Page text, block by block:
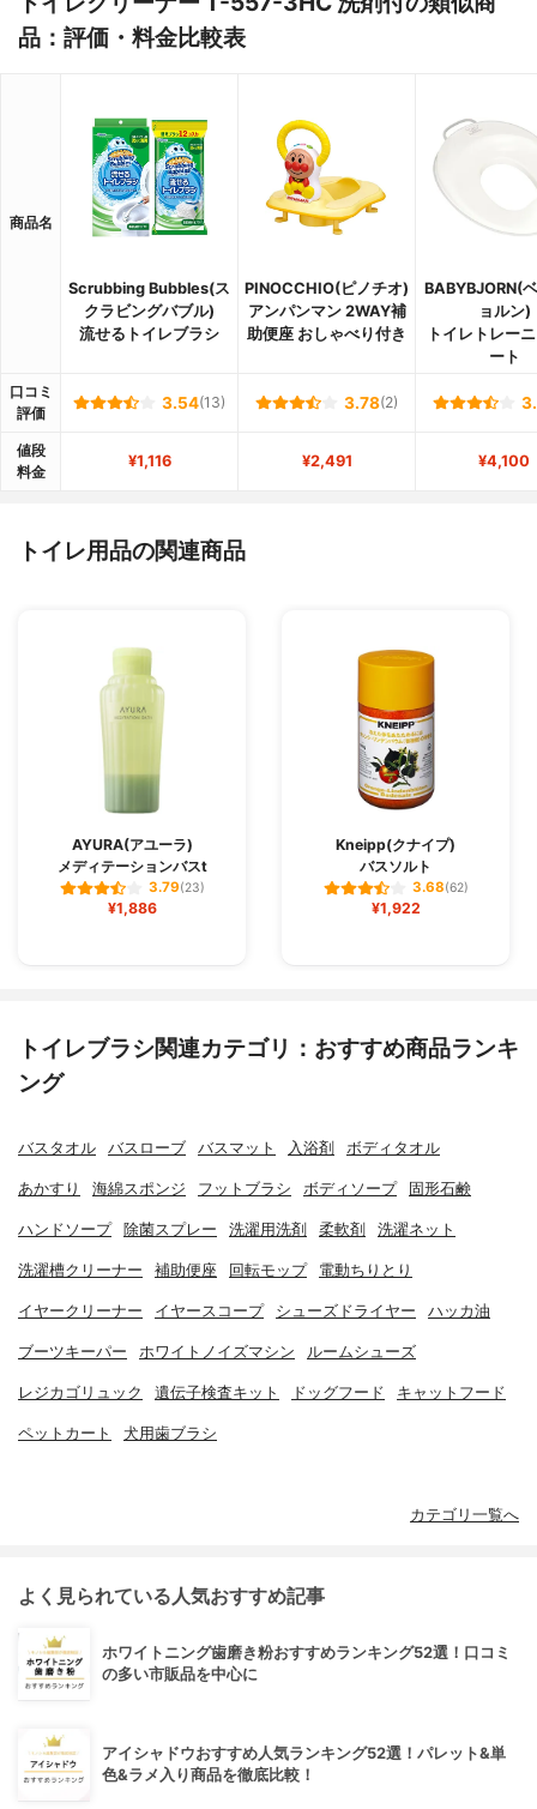
品：評価・料金比較表
商品名
Scrubbing Bubbles(ス
クラビングバブル)
流せるトイレブラシ
PINOCCHIO(ピノチオ)
アンパンマン 2WAY補
助便座 おしゃべり付き
BABYBJORN(
ョルン)
トイレトレー
ート
口コミ
評価
3.54(13) 3.78(2)
値段
料金
¥1,116 ¥2,491 ¥4,100
トイレ用品の関連商品
AYURA(アユーラ)
メディテーションバスt
3.79(23)
¥1,886
Kneipp(クナイプ)
バスソルト
3.68(62)
¥1,922
トイレブラシ関連カテゴリ：おすすめ商品ランキ
ング
バスタオル バスローブ バスマット 入浴剤 ボディタオル
あかすり 海綿スポンジ フットブラシ ボディソープ 固形石鹸
ハンドソープ 除菌スプレー 洗濯用洗剤 柔軟剤 洗濯ネット
洗濯槽クリーナー 補助便座 回転モップ 電動ちりとり
イヤークリーナー イヤースコープ シューズドライヤー ハッカ油
ブーツキーパー ホワイトノイズマシン ルームシューズ
レジカゴリュック 遺伝子検査キット ドッグフード キャットフード
ペットカート 犬用歯ブラシ
カテゴリ一覧へ
よく見られている人気おすすめ記事
ホワイトニング歯磨き粉おすすめランキング52選！口コミ
の多い市販品を中心に
アイシャドウおすすめ人気ランキング52選！パレット&単
色&ラメ入り商品を徹底比較！